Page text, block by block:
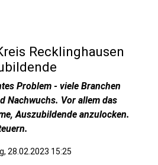
Recklinghausen
Problem - viele Branchen
Nachwuchs. Vor allem das
Auszubildende anzulocken.
28.02.2023 15:25